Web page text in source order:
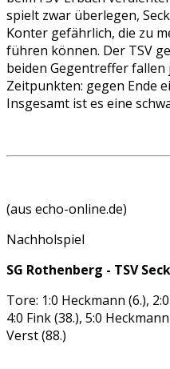
spielt zwar überlegen,
Konter gefährlich, die zu
führen können. Der TSV
beiden Gegentreffer
Zeitpunkten: gegen Ende
Insgesamt ist es eine
(aus echo-online.de)
Nachholspiel
SG Rothenberg - TSV
Tore: 1:0 Heckmann (6.),
4:0 Fink (38.), 5:0
Verst (88.)